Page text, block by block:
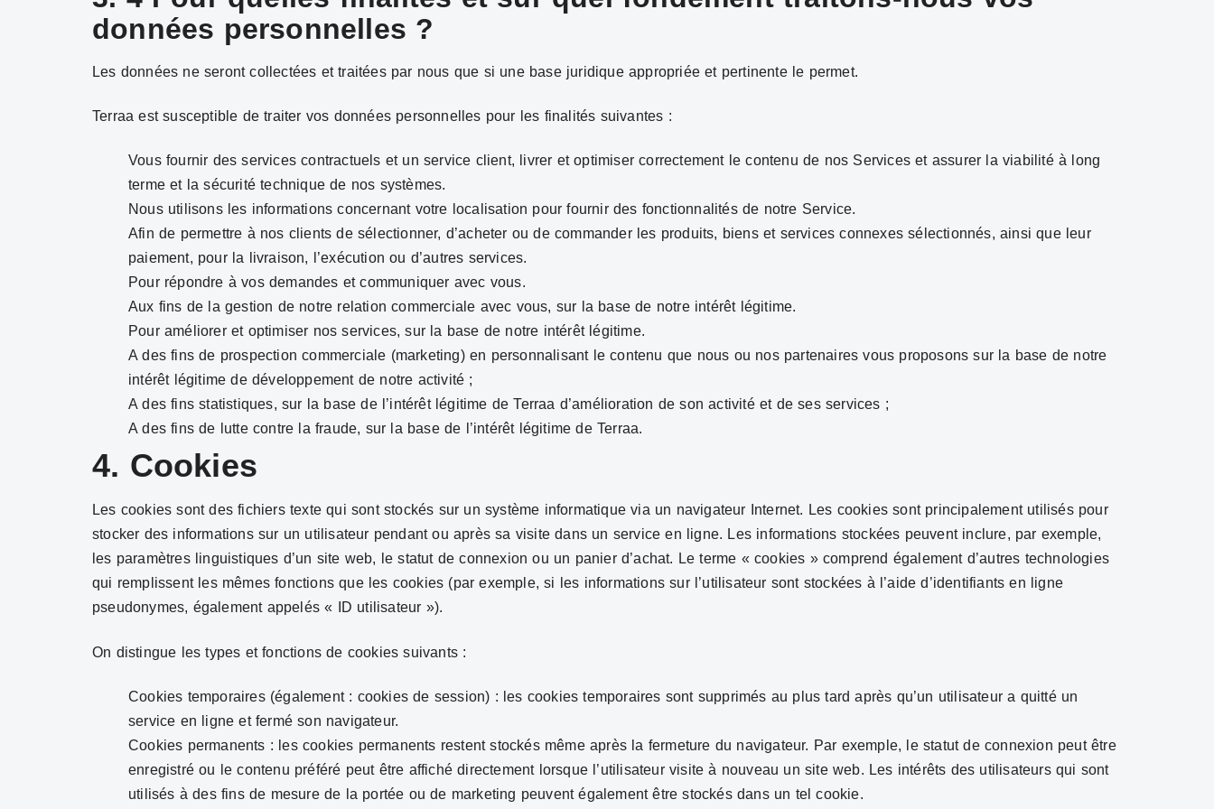
données personnelles ?
Les données ne seront collectées et traitées par nous que si une base juridique appropriée et pertinente le permet.
Terraa est susceptible de traiter vos données personnelles pour les finalités suivantes :
Vous fournir des services contractuels et un service client, livrer et optimiser correctement le contenu de nos Services et assurer la viabilité à long
terme et la sécurité technique de nos systèmes.
Nous utilisons les informations concernant votre localisation pour fournir des fonctionnalités de notre Service.
Afin de permettre à nos clients de sélectionner, d’acheter ou de commander les produits, biens et services connexes sélectionnés, ainsi que leur
paiement, pour la livraison, l’exécution ou d’autres services.
Pour répondre à vos demandes et communiquer avec vous.
Aux fins de la gestion de notre relation commerciale avec vous, sur la base de notre intérêt légitime.
Pour améliorer et optimiser nos services, sur la base de notre intérêt légitime.
A des fins de prospection commerciale (marketing) en personnalisant le contenu que nous ou nos partenaires vous proposons sur la base de notre
intérêt légitime de développement de notre activité ;
A des fins statistiques, sur la base de l’intérêt légitime de Terraa d’amélioration de son activité et de ses services ;
A des fins de lutte contre la fraude, sur la base de l’intérêt légitime de Terraa.
4. Cookies
Les cookies sont des fichiers texte qui sont stockés sur un système informatique via un navigateur Internet. Les cookies sont principalement utilisés pour
stocker des informations sur un utilisateur pendant ou après sa visite dans un service en ligne. Les informations stockées peuvent inclure, par exemple,
les paramètres linguistiques d’un site web, le statut de connexion ou un panier d’achat. Le terme « cookies » comprend également d’autres technologies
qui remplissent les mêmes fonctions que les cookies (par exemple, si les informations sur l’utilisateur sont stockées à l’aide d’identifiants en ligne
pseudonymes, également appelés « ID utilisateur »).
On distingue les types et fonctions de cookies suivants :
Cookies temporaires (également : cookies de session) : les cookies temporaires sont supprimés au plus tard après qu’un utilisateur a quitté un
service en ligne et fermé son navigateur.
Cookies permanents : les cookies permanents restent stockés même après la fermeture du navigateur. Par exemple, le statut de connexion peut être
enregistré ou le contenu préféré peut être affiché directement lorsque l’utilisateur visite à nouveau un site web. Les intérêts des utilisateurs qui sont
utilisés à des fins de mesure de la portée ou de marketing peuvent également être stockés dans un tel cookie.